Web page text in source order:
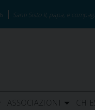
Santi Sisto II, papa, e
ASSOCIAZIONI